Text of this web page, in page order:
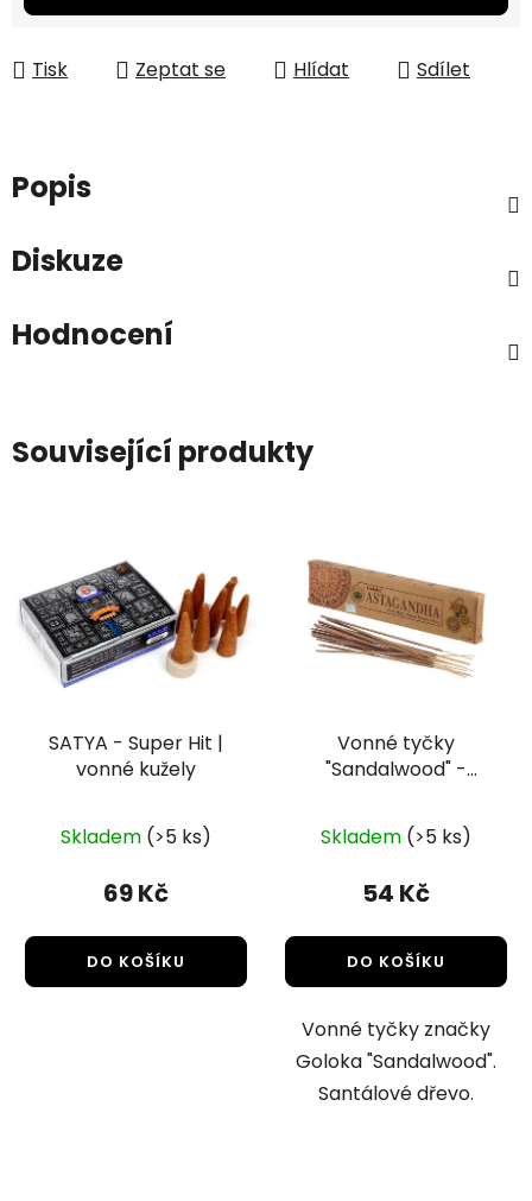
Tisk Zeptat se Hlídat Sdílet
Popis
Diskuze
Hodnocení
Související produkty
SATYA - Super Hit |
vonné kužely
Skladem (>5 ks)
69 Kč
DO KOŠÍKU
Vonné tyčky
"Sandalwood" -
Skladem (>5 ks)
54 Kč
DO KOŠÍKU
Vonné tyčky značky
Goloka "Sandalwood".
Santálové dřevo.